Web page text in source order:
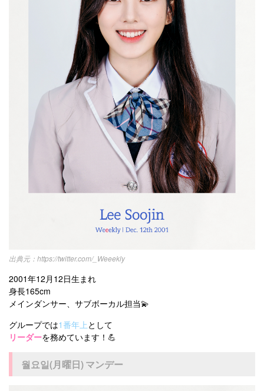
https://twitter.com/_Weeekly
2001年12月12日生まれ
身長165cm
メインダンサー、サブボーカル担当💫
グループでは1番年上として
リーダーを務めています！💪
월요일(月曜日) マンデー